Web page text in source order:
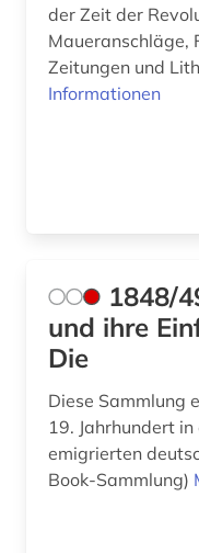
bagdad (1)
bamberg (1)
barbosa (1)
der Zeit der
Maueranschläge,
Zeitungen und
Informationen
1848/
und ihre
Die
Diese Sammlung
19. Jahrhundert
emigrierten
Book-Sammlung)